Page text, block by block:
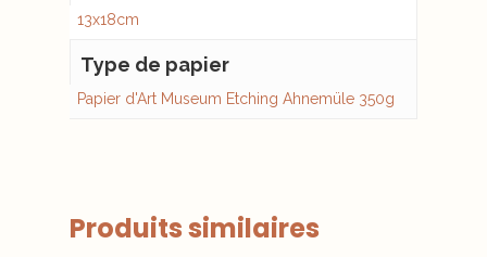
13x18cm
Type de papier
Papier d'Art Museum Etching Ahnemüle 350g
Produits similaires